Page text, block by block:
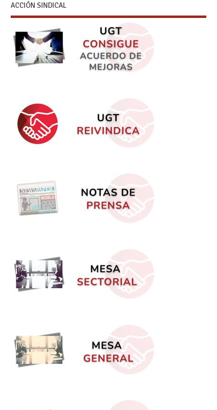
ACCIÓN SINDICAL